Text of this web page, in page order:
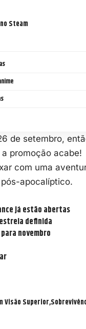
Steam
de setembro,
promoção acabe!
com uma
apocalíptico.
já estão abertas
definida
novembro
Visão Superior